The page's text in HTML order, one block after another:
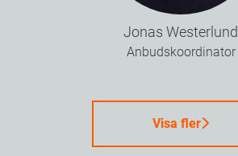
Jonas Westerlund
Anbudskoordinator
Visa fler